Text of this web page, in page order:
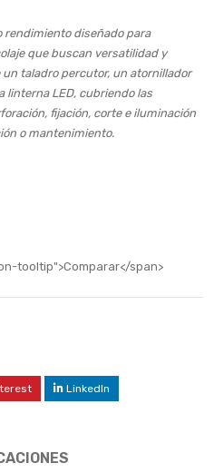
rendimiento diseñado para
que buscan versatilidad y
taladro percutor, un atornillador
linterna LED, cubriendo las
fijación, corte e iluminación
o mantenimiento.
tooltip">Comparar</span>
LinkedIn